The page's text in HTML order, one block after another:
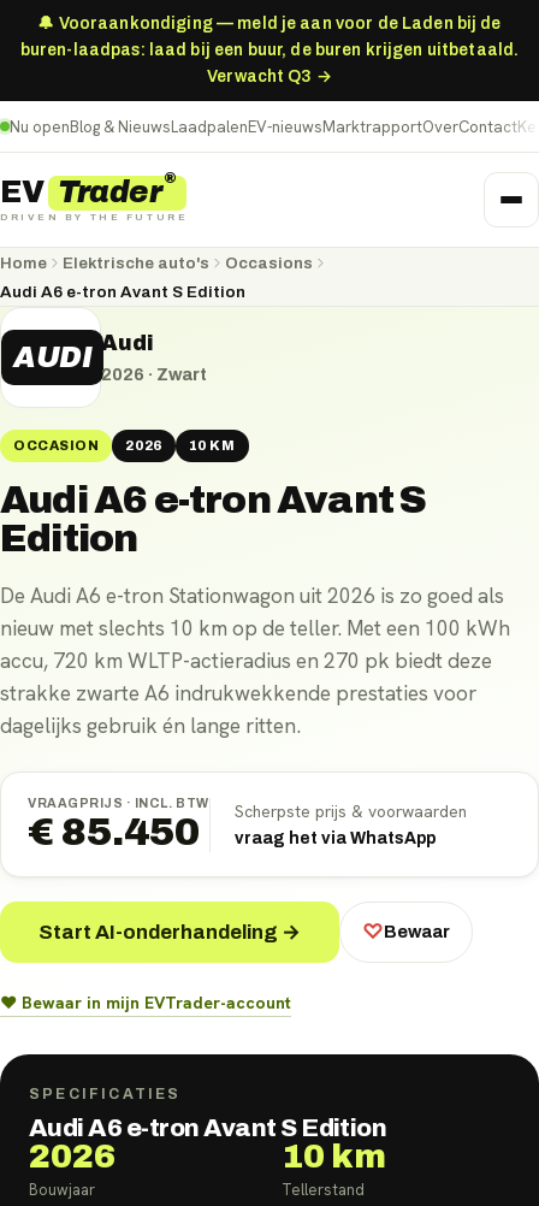
🔔 Vooraankondiging — meld je aan voor de Laden bij de
buren-laadpas: laad bij een buur, de buren krijgen uitbetaald.
Verwacht Q3 →
Nu openBlog & NieuwsLaadpalenEV-nieuwsMarktrapportOverContact
EV Trader®
DRIVEN BY THE FUTURE
Home Elektrische auto's
Occasions
Audi A6 e-tron Avant S Edition
AUDI Audi
2026 · Zwart
OCCASION 2026 10 KM
Audi A6 e-tron Avant S
Edition
De Audi A6 e-tron Stationwagon uit 2026 is zo goed als
nieuw met slechts 10 km op de teller. Met een 100 kWh
accu, 720 km WLTP-actieradius en 270 pk biedt deze
strakke zwarte A6 indrukwekkende prestaties voor
dagelijks gebruik én lange ritten.
VRAAGPRIJS · INCL. BTW
€ 85.450
Scherpste prijs & voorwaarden
vraag het via WhatsApp
Start AI-onderhandeling → ♡Bewaar
♥ Bewaar in mijn EVTrader-account
SPECIFICATIES
Audi A6 e-tron Avant S Edition
2026
Bouwjaar
10 km
Tellerstand